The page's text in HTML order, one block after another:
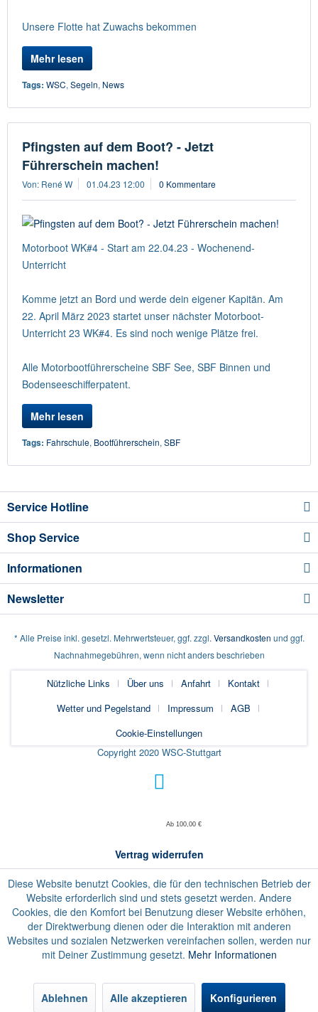
Unsere Flotte hat Zuwachs bekommen
Mehr lesen
Tags: WSC, Segeln, News
Pfingsten auf dem Boot? - Jetzt
Führerschein machen!
Von: René W 01.04.23 12:00 0 Kommentare
Motorboot WK#4 - Start am 22.04.23 - Wochenend-
Unterricht
Komme jetzt an Bord und werde dein eigener Kapitän. Am
22. April März 2023 startet unser nächster Motorboot-
Unterricht 23 WK#4. Es sind noch wenige Plätze frei.
Alle Motorbootführerscheine SBF See, SBF Binnen und
Bodenseeschifferpatent.
Mehr lesen
Tags: Fahrschule, Bootführerschein, SBF
Service Hotline
Shop Service
Informationen
Newsletter
* Alle Preise inkl. gesetzl. Mehrwertsteuer, ggf. zzgl. Versandkosten und ggf.
Nachnahmegebühren, wenn nicht anders beschrieben
Nützliche Links Über uns Anfahrt
Kontakt
Wetter und Pegelstand
Impressum
AGB
Cookie-Einstellungen
Copyright 2020 WSC-Stuttgart
Ab 100,00 €
Vertrag widerrufen
Diese Website benutzt Cookies, die für den technischen Betrieb der
Website erforderlich sind und stets gesetzt werden. Andere
Cookies, die den Komfort bei Benutzung dieser Website erhöhen,
der Direktwerbung dienen oder die Interaktion mit anderen
Websites und sozialen Netzwerken vereinfachen sollen, werden nur
mit Deiner Zustimmung gesetzt. Mehr Informationen
Ablehnen Alle akzeptieren Konfigurieren